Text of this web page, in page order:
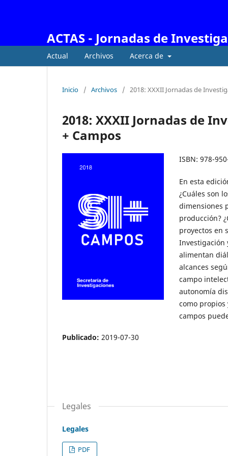
ACTAS - Jornadas de
Actual Archivos Acerca de
Inicio / Archivos / 2018: XXXII Jornadas de
2018: XXXII Jornadas de
+ Campos
ISBN: 978-
En esta
¿Cuáles son
dimensiones
producción?
proyectos en
Investigación
alimentan
alcances
campo
autonomía
como
campos
Publicado: 2019-07-30
Legales
Legales
PDF